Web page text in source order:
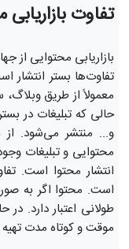
تفاوت
بازاریابی محتوایی از
تفاوت‌ها بستر انتشار
معمولاً از طریق
حالی که تبلیغات در
و... منتشر می‌شود. از
محتوایی و تبلیغات وجود
انتشار محتوا است.
است. محتوا اگر به
طولانی اعتبار دارد.
موقت و کوتاه مدت